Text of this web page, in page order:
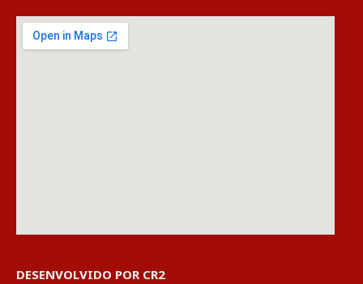
DESENVOLVIDO POR CR2